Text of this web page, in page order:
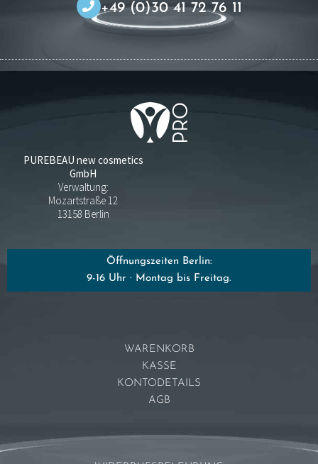
+49 (0)30 41 72 76 11
PUREBEAU new cosmetics
GmbH
Verwaltung:
Mozartstraße 12
13158 Berlin
Öffnungszeiten Berlin:
9-16 Uhr · Montag bis Freitag.
WARENKORB
KASSE
KONTODETAILS
AGB